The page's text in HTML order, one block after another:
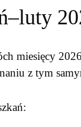
miesięcy
z tym